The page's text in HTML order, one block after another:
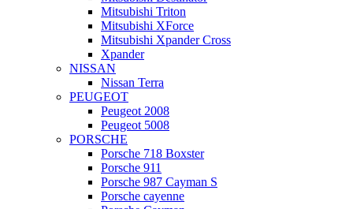
Mitsubishi Triton
Mitsubishi XForce
Mitsubishi Xpander Cross
Xpander
NISSAN
Nissan Terra
PEUGEOT
Peugeot 2008
Peugeot 5008
PORSCHE
Porsche 718 Boxster
Porsche 911
Porsche 987 Cayman S
Porsche cayenne